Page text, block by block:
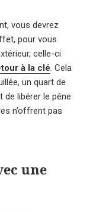
vous devrez
pour vous
celle-ci
à la clé. Cela
un quart de
de libérer le pêne
n’offrent pas
une